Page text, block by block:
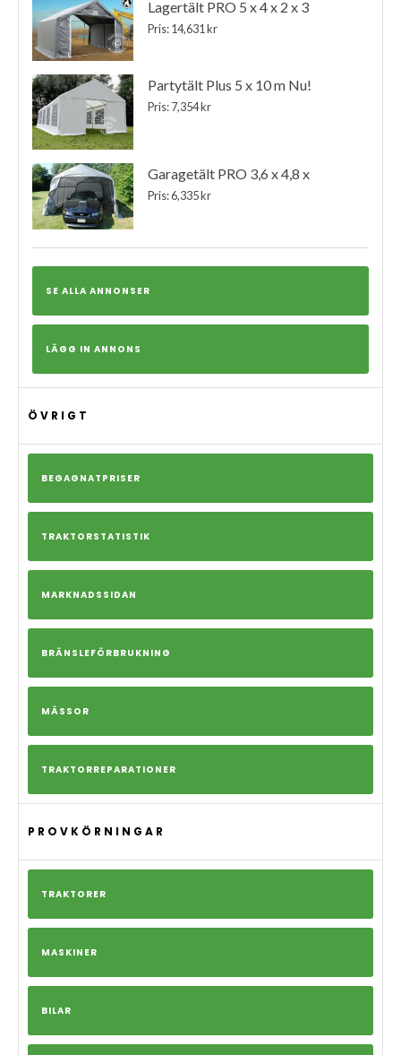
Lagertält PRO 5 x 4 x 2 x 3
Pris: 14,631 kr
Partytält Plus 5 x 10 m Nu!
Pris: 7,354 kr
Garagetält PRO 3,6 x 4,8 x
Pris: 6,335 kr
SE ALLA ANNONSER
LÄGG IN ANNONS
ÖVRIGT
BEGAGNATPRISER
TRAKTORSTATISTIK
MARKNADSSIDAN
BRÄNSLEFÖRBRUKNING
MÄSSOR
TRAKTORREPARATIONER
PROVKÖRNINGAR
TRAKTORER
MASKINER
BILAR